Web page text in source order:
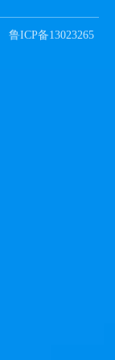
鲁ICP备13023265